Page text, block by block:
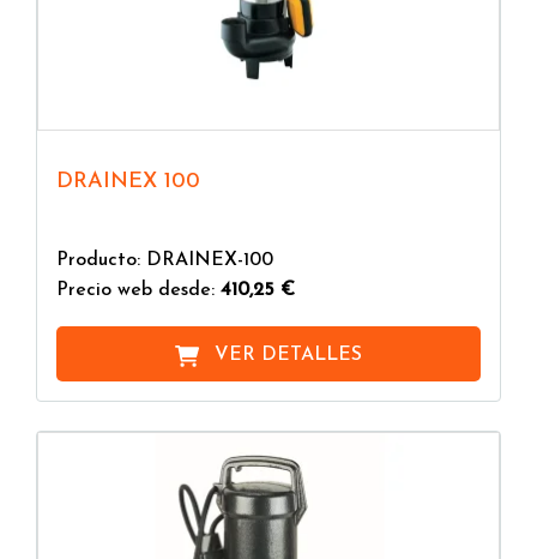
DRAINEX 100
Producto: DRAINEX-100
Precio web desde: 410,25 €
VER DETALLES